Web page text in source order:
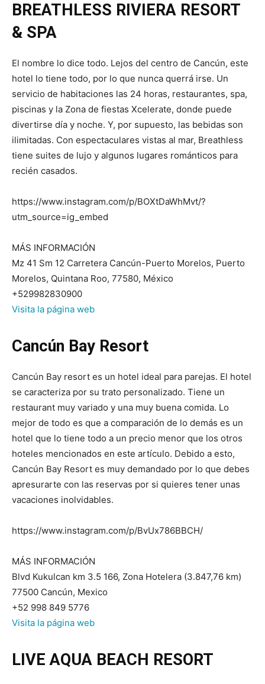
BREATHLESS RIVIERA RESORT
& SPA
El nombre lo dice todo. Lejos del centro de Cancún, este
hotel lo tiene todo, por lo que nunca querrá irse. Un
servicio de habitaciones las 24 horas, restaurantes, spa,
piscinas y la Zona de fiestas Xcelerate, donde puede
divertirse día y noche. Y, por supuesto, las bebidas son
ilimitadas. Con espectaculares vistas al mar, Breathless
tiene suites de lujo y algunos lugares románticos para
recién casados.
https://www.instagram.com/p/BOXtDaWhMvt/?
utm_source=ig_embed
MÁS INFORMACIÓN
Mz 41 Sm 12 Carretera Cancún-Puerto Morelos, Puerto
Morelos, Quintana Roo, 77580, México
+529982830900
Visita la página web
Cancún Bay Resort
Cancún Bay resort es un hotel ideal para parejas. El hotel
se caracteriza por su trato personalizado. Tiene un
restaurant muy variado y una muy buena comida. Lo
mejor de todo es que a comparación de lo demás es un
hotel que lo tiene todo a un precio menor que los otros
hoteles mencionados en este artículo. Debido a esto,
Cancún Bay Resort es muy demandado por lo que debes
apresurarte con las reservas por si quieres tener unas
vacaciones inolvidables.
https://www.instagram.com/p/BvUx786BBCH/
MÁS INFORMACIÓN
Blvd Kukulcan km 3.5 166, Zona Hotelera (3.847,76 km)
77500 Cancún, Mexico
+52 998 849 5776
Visita la página web
LIVE AQUA BEACH RESORT